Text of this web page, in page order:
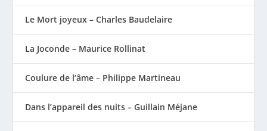
Le Mort joyeux – Charles Baudelaire
La Joconde – Maurice Rollinat
Coulure de l’âme – Philippe Martineau
Dans l’appareil des nuits – Guillain Méjane